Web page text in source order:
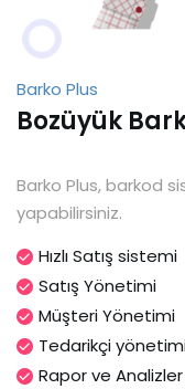
Barko Plus
Bozüyük
Barko Plus, barkod
yapabilirsiniz.
Hızlı Satış sistemi
Satış Yönetimi
Müşteri Yönetimi
Tedarikçi
Rapor ve Analizler